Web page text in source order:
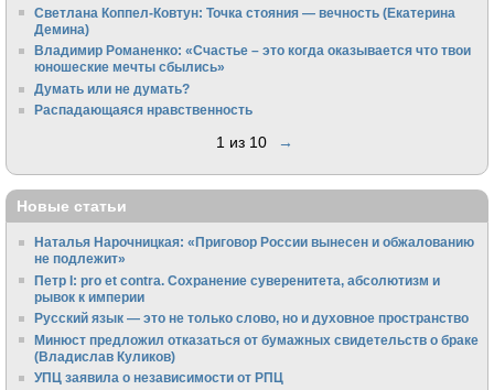
Светлана Коппел-Ковтун: Точка стояния — вечность (Екатерина
Демина)
Владимир Романенко: «Счастье – это когда оказывается что твои
юношеские мечты сбылись»
Думать или не думать?
Распадающаяся нравственность
1 из 10 →
Новые статьи
Наталья Нарочницкая: «Приговор России вынесен и обжалованию
не подлежит»
Петр I: pro et contra. Сохранение суверенитета, абсолютизм и
рывок к империи
Русский язык — это не только слово, но и духовное пространство
Минюст предложил отказаться от бумажных свидетельств о браке
(Владислав Куликов)
УПЦ заявила о независимости от РПЦ